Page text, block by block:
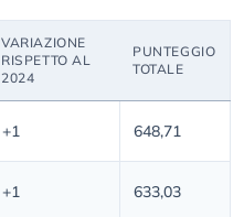
VARIAZIONE
RISPETTO AL
2024
PUNTEGGIO
TOTALE
+1 648,71
+1 633,03